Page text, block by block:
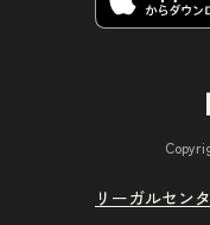
リーガルセン